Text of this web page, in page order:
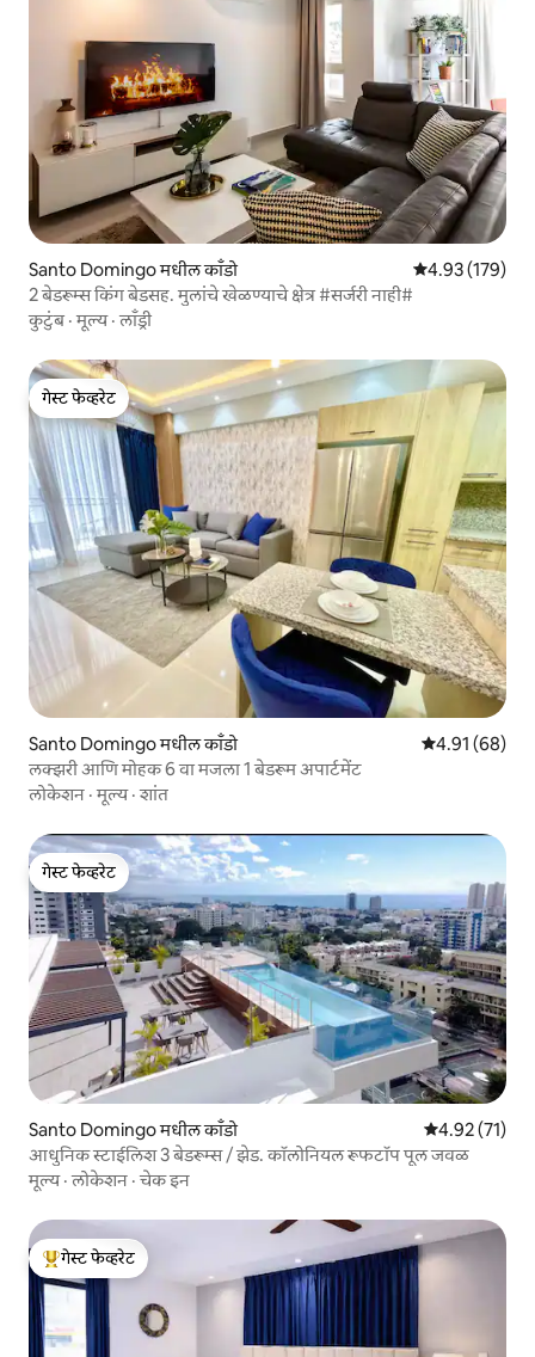
Santo Domingo मधील काँडो 5 पैकी 4.93
4.93 (179)
2 बेडरूम्स किंग बेडसह. मुलांचे खेळण्याचे क्षेत्र #सर्जरी नाही#
कुटुंब·मूल्य·लाँड्री
गेस्ट फेव्हरेट
गेस्ट फेव्हरेट
Santo Domingo मधील काँडो 5 पैकी 4.91
4.91 (68)
लक्झरी आणि मोहक 6 वा मजला 1 बेडरूम अपार्टमेंट
लोकेशन ·मूल्य·शांत
गेस्ट फेव्हरेट
गेस्ट फेव्हरेट
Santo Domingo मधील काँडो 5 पैकी 4.92
4.92 (71)
आधुनिक स्टाईलिश 3 बेडरूम्स / झेड. कॉलोनियल रूफटॉप पूल जवळ
मूल्य·लोकेशन ·चेक इन
टॉप गेस्ट फेव्हरेट
गेस्ट फेव्हरेट